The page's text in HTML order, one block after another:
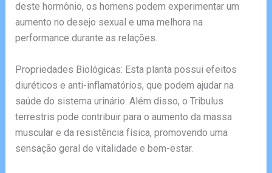
deste hormônio, os homens podem experimentar um
aumento no desejo sexual e uma melhora na
performance durante as relações.
Propriedades Biológicas: Esta planta possui efeitos
diuréticos e anti-inflamatórios, que podem ajudar na
saúde do sistema urinário. Além disso, o Tribulus
terrestris pode contribuir para o aumento da massa
muscular e da resistência física, promovendo uma
sensação geral de vitalidade e bem-estar.